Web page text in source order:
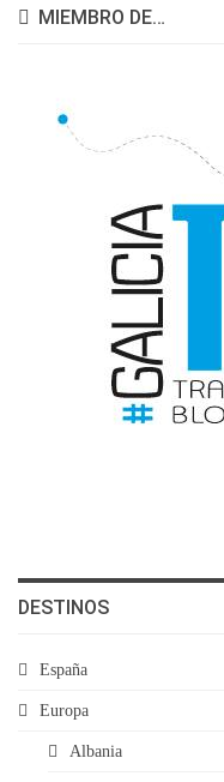
MIEMBRO DE…
DESTINOS
España
Europa
Albania